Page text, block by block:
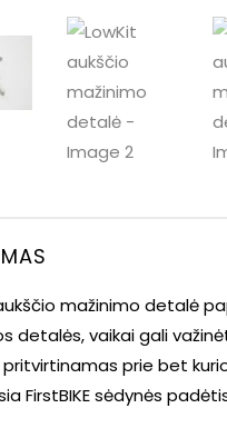
mažinimo detalė
detalės, vaikai gali
pritvirtinamas prie bet
FirstBIKE sėdynės